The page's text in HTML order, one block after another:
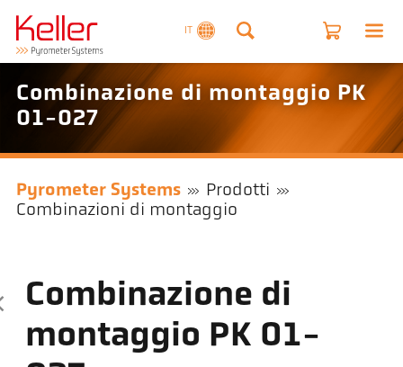
IT
Combinazione di montaggio PK
01-027
Pyrometer Systems
Prodotti
Combinazioni di montaggio
Combinazione di
montaggio PK 01-